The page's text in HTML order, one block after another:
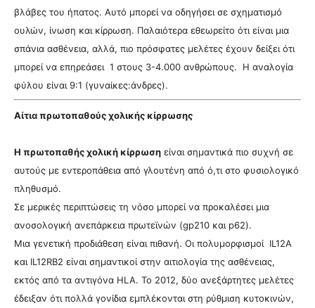
βλάβες του ήπατος. Αυτό μπορεί να οδηγήσει σε σχηματισμό
ουλών, ίνωση και κίρρωση. Παλαιότερα εθεωρείτο ότι είναι μια
σπάνια ασθένεια, αλλά, πιο πρόσφατες μελέτες έχουν δείξει ότι
μπορεί να επηρεάσει 1 στους 3-4.000 ανθρώπους. Η αναλογία
φύλου είναι 9:1 (γυναίκες:άνδρες).
Αίτια πρωτοπαθούς χολικής κίρρωσης
Η πρωτοπαθής χολική κίρρωση είναι σημαντικά πιο συχνή σε
αυτούς με εντεροπάθεια από γλουτένη από ό,τι στο φυσιολογικό
πληθυσμό.
Σε μερικές περιπτώσεις τη νόσο μπορεί να προκαλέσει μια
ανοσολογική ανεπάρκεια πρωτεϊνών (gp210 και p62).
Μια γενετική προδιάθεση είναι πιθανή. Οι πολυμορφισμοί IL12A
και IL12RB2 είναι σημαντικοί στην αιτιολογία της ασθένειας,
εκτός από τα αντιγόνα HLA. Το 2012, δύο ανεξάρτητες μελέτες
έδειξαν ότι πολλά γονίδια εμπλέκονται στη ρύθμιση κυτοκινών,